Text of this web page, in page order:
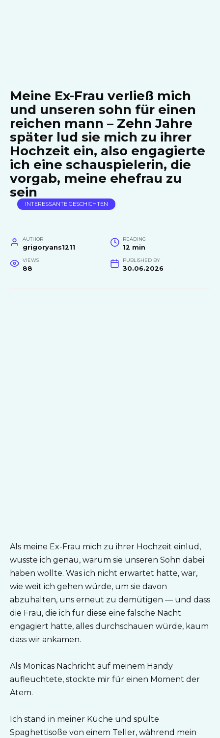
Meine Ex-Frau verließ mich
und unseren sohn für einen
reichen mann – Zehn Jahre
später lud sie mich zu ihrer
Hochzeit ein, also engagierte
ich eine schauspielerin, die
vorgab, meine ehefrau zu
sein
INTERESSANTE GESCHICHTEN
AUTHOR
grigoryans1211
READING
12 min
VIEWS
88
PUBLISHED BY
30.06.2026
Als meine Ex-Frau mich zu ihrer Hochzeit einlud,
wusste ich genau, warum sie unseren Sohn dabei
haben wollte. Was ich nicht erwartet hatte, war,
wie weit ich gehen würde, um sie davon
abzuhalten, uns erneut zu demütigen — und dass
die Frau, die ich für diese eine falsche Nacht
engagiert hatte, alles durchschauen würde, kaum
dass wir ankamen.
Als Monicas Nachricht auf meinem Handy
aufleuchtete, stockte mir für einen Moment der
Atem.
Ich stand in meiner Küche und spülte
Spaghettisoße von einem Teller, während mein